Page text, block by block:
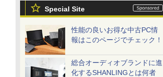
Special Site
性能の良いお得な中古PC情
報はこのページでチェック！
総合オーディオブランドに進
化するSHANLINGとは何者